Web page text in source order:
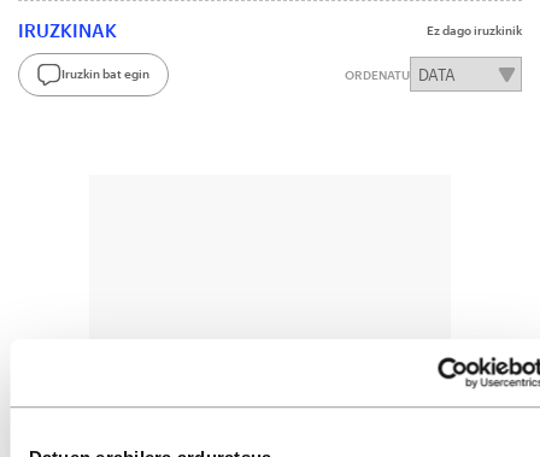
IRUZKINAK Ez dago iruzkinik
Iruzkin bat egin ORDENATU